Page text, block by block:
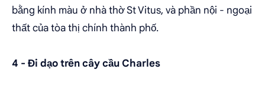
bằng kính màu ở nhà thờ St Vitus, và phần nội - ngoại
thất của tòa thị chính thành phố.
4 - Đi dạo trên cây cầu Charles